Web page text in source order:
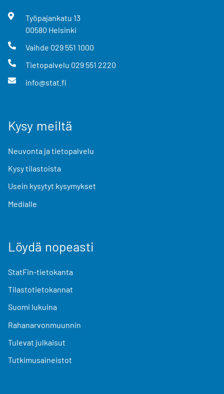
Työpajankatu 13
00580 Helsinki
Vaihde 029 551 1000
Tietopalvelu 029 551 2220
info@stat.fi
Kysy meiltä
Neuvonta ja tietopalvelu
Kysy tilastoista
Usein kysytyt kysymykset
Medialle
Löydä nopeasti
StatFin-tietokanta
Tilastotietokannat
Suomi lukuina
Rahanarvonmuunnin
Tulevat julkaisut
Tutkimusaineistot